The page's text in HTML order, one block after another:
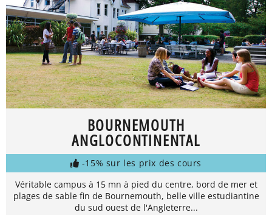
BOURNEMOUTH
ANGLOCONTINENTAL
-15% sur les prix des cours
Véritable campus à 15 mn à pied du centre, bord de mer et
plages de sable fin de Bournemouth, belle ville estudiantine
du sud ouest de l'Angleterre...